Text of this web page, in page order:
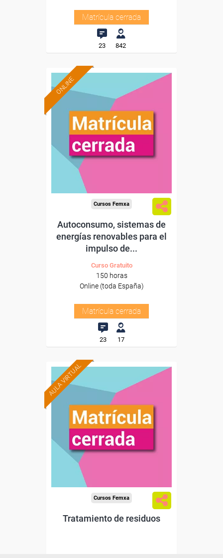
Matrícula cerrada
23 842
ONLINE
Cursos Femxa
Autoconsumo, sistemas de
energías renovables para el
impulso de...
Curso Gratuito
150 horas
Online (toda España)
Matrícula cerrada
23 17
AULA VIRTUAL
Cursos Femxa
Tratamiento de residuos